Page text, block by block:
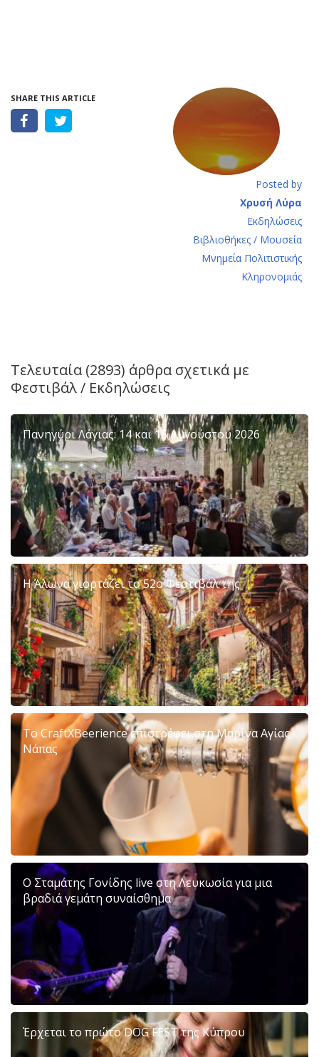
SHARE THIS ARTICLE
Posted by
Χρυσή Λύρα
Εκδηλώσεις
Βιβλιοθήκες / Μουσεία
Μνημεία Πολιτιστικής
Κληρονομιάς
Τελευταία (2893) άρθρα σχετικά με
Φεστιβάλ / Εκδηλώσεις
Πανηγύρι Λάγιας: 14 και 15 Αυγούστου 2026
Η Άλωνα γιορτάζει το 52ο Φεστιβάλ της
Το CraftXBeerience επιστρέφει στη Μαρίνα Αγίας
Νάπας
Ο Σταμάτης Γονίδης live στη Λευκωσία για μια
βραδιά γεμάτη συναίσθημα
Έρχεται το πρώτο DOG FEST της Κύπρου